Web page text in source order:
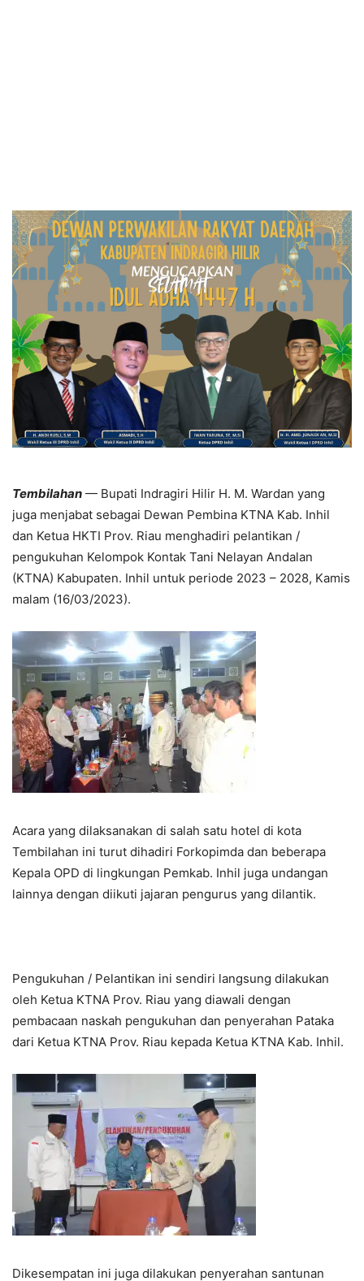
Tembilahan — Bupati Indragiri Hilir H. M. Wardan yang
juga menjabat sebagai Dewan Pembina KTNA Kab. Inhil
dan Ketua HKTI Prov. Riau menghadiri pelantikan /
pengukuhan Kelompok Kontak Tani Nelayan Andalan
(KTNA) Kabupaten. Inhil untuk periode 2023 – 2028, Kamis
malam (16/03/2023).
Acara yang dilaksanakan di salah satu hotel di kota
Tembilahan ini turut dihadiri Forkopimda dan beberapa
Kepala OPD di lingkungan Pemkab. Inhil juga undangan
lainnya dengan diikuti jajaran pengurus yang dilantik.
Pengukuhan / Pelantikan ini sendiri langsung dilakukan
oleh Ketua KTNA Prov. Riau yang diawali dengan
pembacaan naskah pengukuhan dan penyerahan Pataka
dari Ketua KTNA Prov. Riau kepada Ketua KTNA Kab. Inhil.
Dikesempatan ini juga dilakukan penyerahan santunan